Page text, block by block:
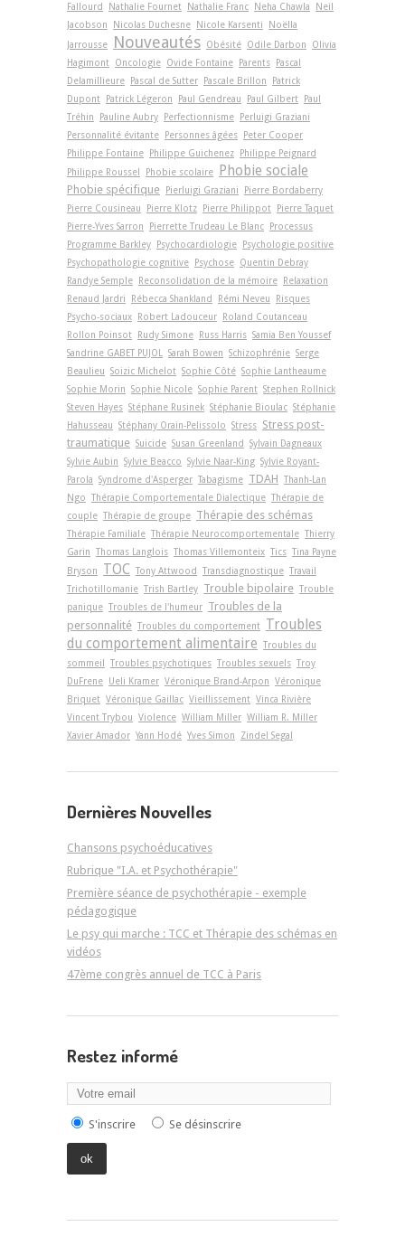
Fallourd
Nathalie Fournet Nathalie Franc Neha Chawla
Neil
Jacobson
Nicolas Duchesne Nicole Karsenti
Noëlla
Jarrousse
Nouveautés Obésité Odile Darbon
Olivia
Hagimont Oncologie Ovide Fontaine Parents
Pascal
Delamillieure
Pascal de Sutter Pascale Brillon
Patrick
Dupont
Patrick Légeron Paul Gendreau Paul Gilbert
Paul
Tréhin
Pauline Aubry Perfectionnisme
Perluigi Graziani
Personnalité évitante
Personnes âgées
Peter Cooper
Philippe Fontaine
Philippe Guichenez
Philippe Peignard
Philippe Roussel
Phobie scolaire Phobie sociale
Phobie spécifique Pierluigi Graziani
Pierre Bordaberry
Pierre Cousineau
Pierre Klotz Pierre Philippot
Pierre Taquet
Pierre-Yves Sarron
Pierrette Trudeau Le Blanc
Processus
Programme Barkley
Psychocardiologie
Psychologie positive
Psychopathologie cognitive
Psychose Quentin Debray
Randye Semple
Reconsolidation de la mémoire
Relaxation
Renaud Jardri
Rébecca Shankland Rémi Neveu
Risques
Psycho-sociaux
Robert Ladouceur
Roland Coutanceau
Rollon Poinsot
Rudy Simone Russ Harris Samia Ben Youssef
Sandrine GABET PUJOL
Sarah Bowen Schizophrénie Serge
Beaulieu Soizic Michelot Sophie Côté Sophie Lantheaume
Sophie Morin Sophie Nicole Sophie Parent Stephen Rollnick
Steven Hayes Stéphane Rusinek Stéphanie Bioulac Stéphanie
Hahusseau Stéphany Orain-Pelissolo Stress Stress post-
traumatique Suicide Susan Greenland
Sylvain Dagneaux
Sylvie Aubin Sylvie Beacco Sylvie Naar-King Sylvie Royant-
Parola Syndrome d'Asperger Tabagisme TDAH Thanh-Lan
Ngo Thérapie Comportementale Dialectique Thérapie de
couple Thérapie de groupe Thérapie des schémas
Thérapie Familiale Thérapie Neurocomportementale Thierry
Garin Thomas Langlois Thomas Villemonteix Tics Tina Payne
Bryson
TOC Tony Attwood Transdiagnostique Travail
Trichotillomanie Trish Bartley Trouble bipolaire Trouble
panique Troubles de l'humeur Troubles de la
personnalité Troubles du comportement
Troubles
du comportement alimentaire Troubles du
sommeil
Troubles psychotiques Troubles sexuels Troy
DuFrene
Ueli Kramer Véronique Brand-Arpon Véronique
Briquet Véronique Gaillac Vieillissement Vinca Rivière
Vincent Trybou Violence William Miller William R. Miller
Xavier Amador Yann Hodé Yves Simon Zindel Segal
Dernières Nouvelles
Chansons psychoéducatives
Rubrique "I.A. et Psychothérapie"
Première séance de psychothérapie - exemple
pédagogique
Le psy qui marche : TCC et Thérapie des schémas en
vidéos
47ème congrès annuel de TCC à Paris
Restez informé
S'inscrire Se désinscrire